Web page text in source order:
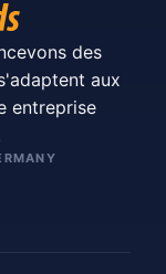
des
aux
entreprise